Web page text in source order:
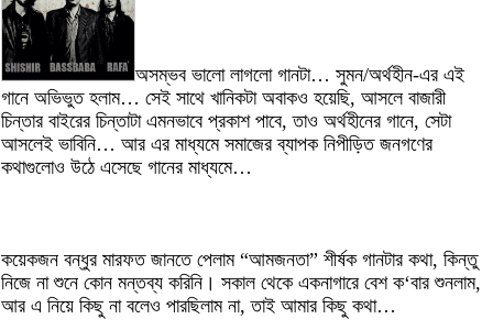
অসম্ভব ভালো লাগলো গানটা… সুমন/অর্থহীন-এর এই
গানে অভিভুত হলাম… সেই সাথে খানিকটা অবাকও হয়েছি, আসলে বাজারী
চিন্তার বাইরের চিন্তাটা এমনভাবে প্রকাশ পাবে, তাও অর্থহীনের গানে, সেটা
আসলেই ভাবিনি… আর এর মাধ্যমে সমাজের ব্যাপক নিপীড়িত জনগণের
কথাগুলোও উঠে এসেছে গানের মাধ্যমে…
কয়েকজন বন্ধুর মারফত জানতে পেলাম “আমজনতা” শীর্ষক গানটার কথা, কিন্তু
নিজে না শুনে কোন মন্তব্য করিনি। সকাল থেকে একনাগারে বেশ ক‘বার শুনলাম,
আর এ নিয়ে কিছু না বলেও পারছিলাম না, তাই আমার কিছু কথা…